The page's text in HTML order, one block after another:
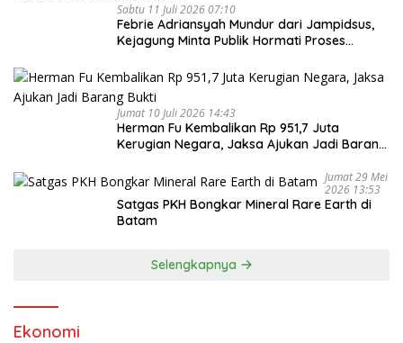
Sabtu 11 Juli 2026 07:10
Febrie Adriansyah Mundur dari Jampidsus,
Kejagung Minta Publik Hormati Proses
Jumat 10 Juli 2026 14:43
Herman Fu Kembalikan Rp 951,7 Juta
Kerugian Negara, Jaksa Ajukan Jadi Barang
Jumat 29 Mei
2026 13:53
Satgas PKH Bongkar Mineral Rare Earth di
Selengkapnya
Ekonomi